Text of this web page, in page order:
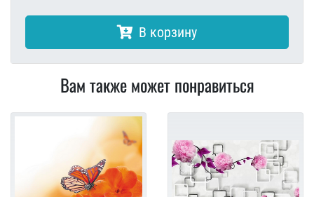
В корзину
Вам также может понравиться